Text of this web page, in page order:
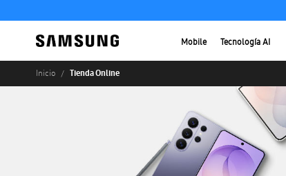
Mobile Tecnología AI
Inicio Tienda Online